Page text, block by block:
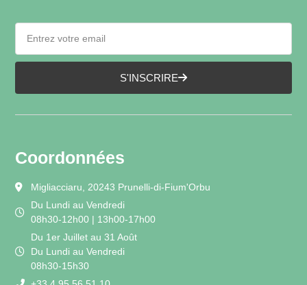
S'INSCRIRE
Coordonnées
Migliacciaru, 20243 Prunelli-di-Fium'Orbu
Du Lundi au Vendredi
08h30-12h00 | 13h00-17h00
Du 1er Juillet au 31 Août
Du Lundi au Vendredi
08h30-15h30